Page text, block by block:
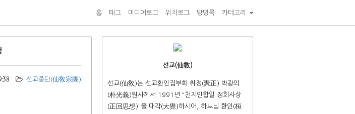
홈 태그 미디어로그 위치로그 방명록 카테고리
선교종단(仙敎宗團)
선교(仙敎)
선교(仙敎)는 선교환인집부회 취정(聚正) 박광의
(朴光義)원사께서 1991년 "천지인합일 정회사상
(正回思想)"을 대각(大覺)하시어, 하느님 환인(桓